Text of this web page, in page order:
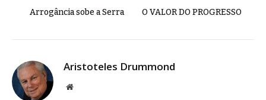
Arrogância sobe a Serra O VALOR DO PROGRESSO
Aristoteles Drummond
Site